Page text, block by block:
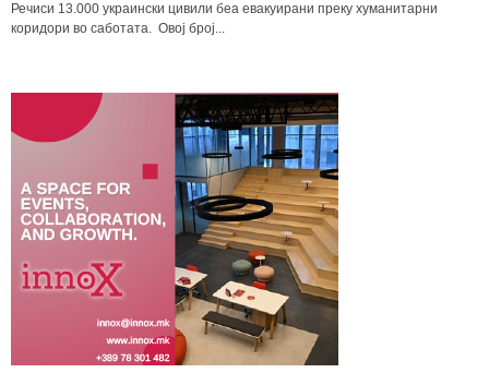
Речиси 13.000 украински цивили беа евакуирани преку хуманитарни
коридори во саботата. Овој број...